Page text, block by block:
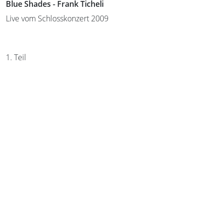
Blue Shades - Frank Ticheli
Live vom Schlosskonzert 2009
1. Teil